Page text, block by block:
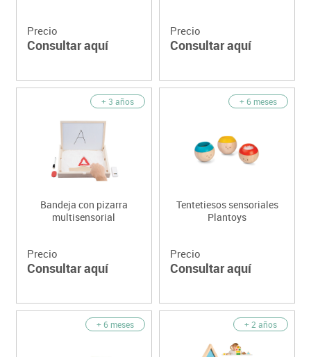
Precio
Consultar aquí
Precio
Consultar aquí
+ 3 años
Bandeja con pizarra
multisensorial
Precio
Consultar aquí
+ 6 meses
Tentetiesos sensoriales
Plantoys
Precio
Consultar aquí
+ 6 meses + 2 años